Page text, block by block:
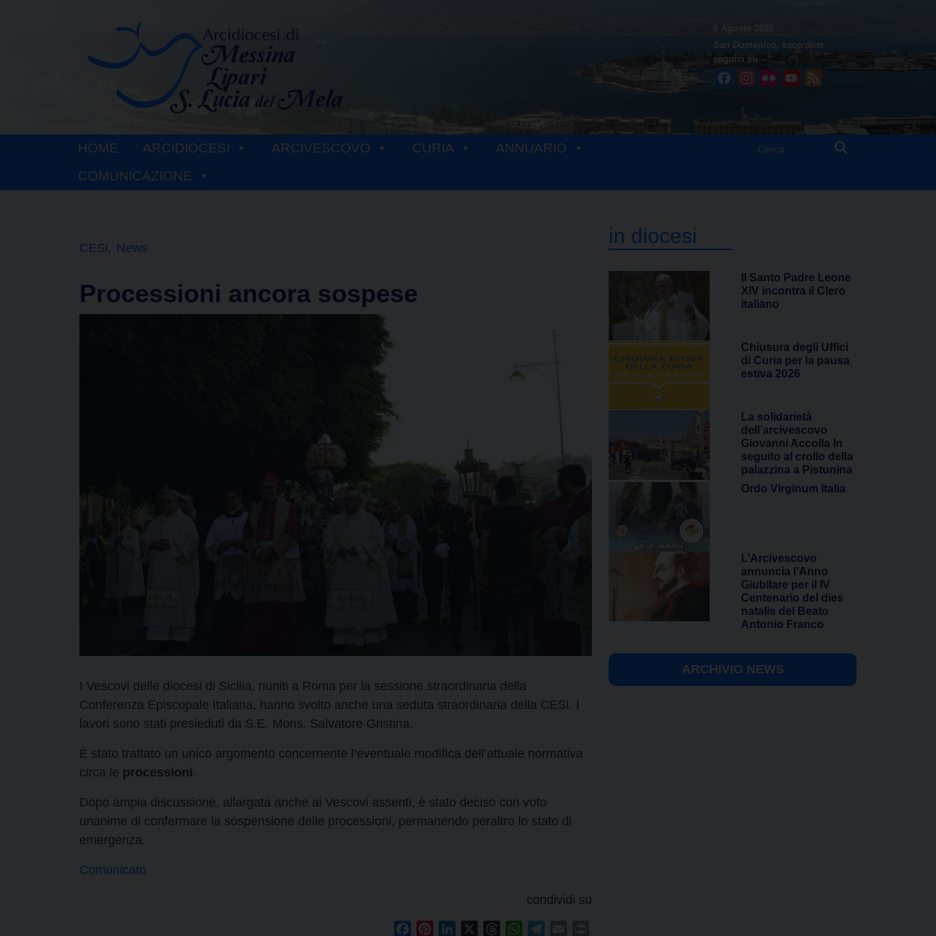
8 Agosto 2026
San Domenico, sacerdote
seguici su
FacebookInstagram
Flickr YouTube
HOME ARCIDIOCESI ARCIVESCOVO CURIA
ANNUARIO
COMUNICAZIONE
CESi News
Processioni ancora sospese
I Vescovi delle diocesi di Sicilia, riuniti a Roma per la sessione straordinaria della
Conferenza Episcopale Italiana, hanno svolto anche una seduta straordinaria della CESi. I
lavori sono stati presieduti da S.E. Mons. Salvatore Gristina.
È stato trattato un unico argomento concernente l’eventuale modifica dell’attuale normativa
circa le processioni.
Dopo ampia discussione, allargata anche ai Vescovi assenti, è stato deciso con voto
unanime di confermare la sospensione delle processioni, permanendo peraltro lo stato di
emergenza.
Comunicato
condividi su
FacebookPinterestLinkedIn ThreadsWhatsApp
in diocesi
Il Santo Padre Leone
XIV incontra il Clero
italiano
Chiusura degli Uffici
di Curia per la pausa
estiva 2026
La solidarietà
dell’arcivescovo
Giovanni Accolla In
seguito al crollo della
palazzina a Pistunina
Ordo Virginum Italia
L’Arcivescovo
annuncia l’Anno
Giubilare per il IV
Centenario del dies
natalis del Beato
Antonio Franco
ARCHIVIO NEWS